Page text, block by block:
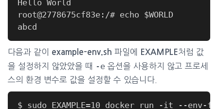
다음과 같이 example-env.sh 파일에 EXAMPLE처럼 값
을 설정하지 않았았을 때
-e 옵션을 사용하지 않고 프로세
스의 환경 변수로 값을 설정할 수 있습니다.